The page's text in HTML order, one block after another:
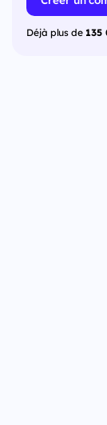
Déjà plus de 135